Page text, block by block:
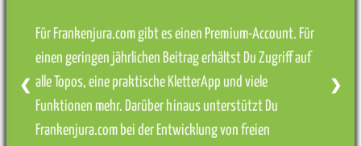
Für Frankenjura.com gibt es einen Premium-Account. Für
einen geringen jährlichen Beitrag erhältst Du Zugriff auf
alle Topos, eine praktische KletterApp und viele
Funktionen mehr. Darüber hinaus unterstützt Du
Frankenjura.com bei der Entwicklung von freien
❮ ❯